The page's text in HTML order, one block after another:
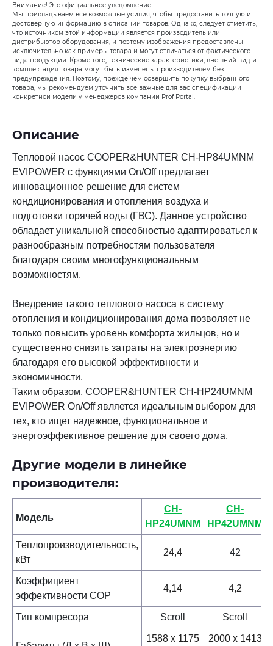
Внимание! Это официальное уведомление.
Мы прикладываем все возможные усилия, чтобы предоставить точную и
достоверную информацию в описании товаров. Однако, следует отметить,
что источником этой информации является производитель или
дистрибьютор оборудования, и поэтому изображения предоставлены
исключительно как примеры товара и могут отличаться от фактического
вида продукции. Кроме того, технические характеристики, внешний вид и
комплектация товара могут быть изменены производителем без
предупреждения. Поэтому, прежде чем совершить покупку выбранного
товара, мы рекомендуем уточнить все важные для вас спецификации
конкретной модели у менеджеров компании Prof Portal.
Описание
Тепловой насос COOPER&HUNTER CH-HP84UMNM
EVIPOWER с функциями On/Off предлагает
инновационное решение для систем
кондиционирования и отопления воздуха и
подготовки горячей воды (ГВС). Данное устройство
обладает уникальной способностью адаптироваться к
разнообразным потребностям пользователя
благодаря своим многофункциональным
возможностям.
Внедрение такого теплового насоса в систему
отопления и кондиционирования дома позволяет не
только повысить уровень комфорта жильцов, но и
существенно снизить затраты на электроэнергию
благодаря его высокой эффективности и
экономичности.
Таким образом, COOPER&HUNTER CH-HP24UMNM
EVIPOWER On/Off является идеальным выбором для
тех, кто ищет надежное, функциональное и
энергоэффективное решение для своего дома.
Другие модели в линейке
производителя:
Модель
CH-
HP24UMNM
CH-
HP42UMNM
Теплопроизводительность,
кВт
24,4 42
Коэффициент
эффективности COP
4,14 4,2
Тип компресора Scroll Scroll
1588 х 1175 2000 х 1413